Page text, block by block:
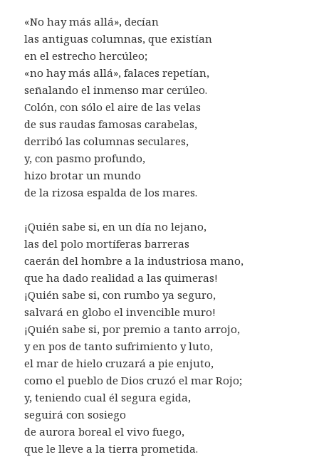
«No hay más allá», decían
las antiguas columnas, que existían
en el estrecho hercúleo;
«no hay más allá», falaces repetían,
señalando el inmenso mar cerúleo.
Colón, con sólo el aire de las velas
de sus raudas famosas carabelas,
derribó las columnas seculares,
y, con pasmo profundo,
hizo brotar un mundo
de la rizosa espalda de los mares.
¡Quién sabe si, en un día no lejano,
las del polo mortíferas barreras
caerán del hombre a la industriosa mano,
que ha dado realidad a las quimeras!
¡Quién sabe si, con rumbo ya seguro,
salvará en globo el invencible muro!
¡Quién sabe si, por premio a tanto arrojo,
y en pos de tanto sufrimiento y luto,
el mar de hielo cruzará a pie enjuto,
como el pueblo de Dios cruzó el mar Rojo;
y, teniendo cual él segura egida,
seguirá con sosiego
de aurora boreal el vivo fuego,
que le lleve a la tierra prometida.